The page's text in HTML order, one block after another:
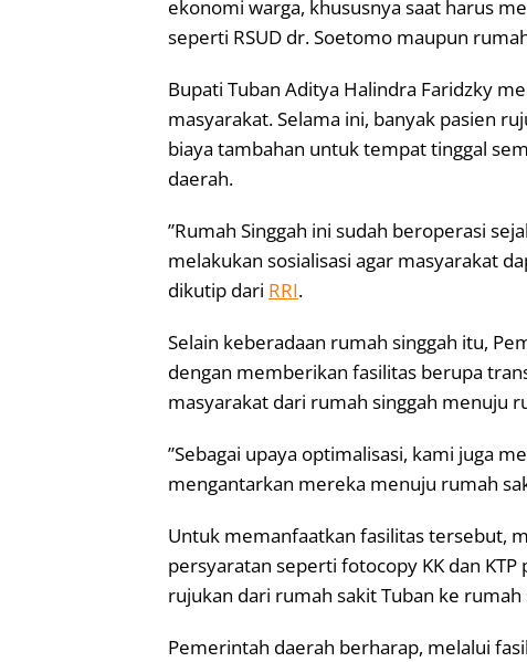
ekonomi warga, khususnya saat harus
seperti RSUD dr. Soetomo maupun
‎Bupati Tuban Aditya Halindra Faridzky
masyarakat. Selama ini, banyak pasien
biaya tambahan untuk tempat tinggal
daerah.
‎”Rumah Singgah ini sudah beroperasi
melakukan sosialisasi agar masyarakat
dikutip dari RRI.
‎Selain keberadaan rumah singgah itu,
dengan memberikan fasilitas berupa
masyarakat dari rumah singgah menuju
‎”Sebagai upaya optimalisasi, kami juga
mengantarkan mereka menuju rumah
‎Untuk memanfaatkan fasilitas tersebut,
persyaratan seperti fotocopy KK dan
rujukan dari rumah sakit Tuban ke rumah
‎Pemerintah daerah berharap, melalui